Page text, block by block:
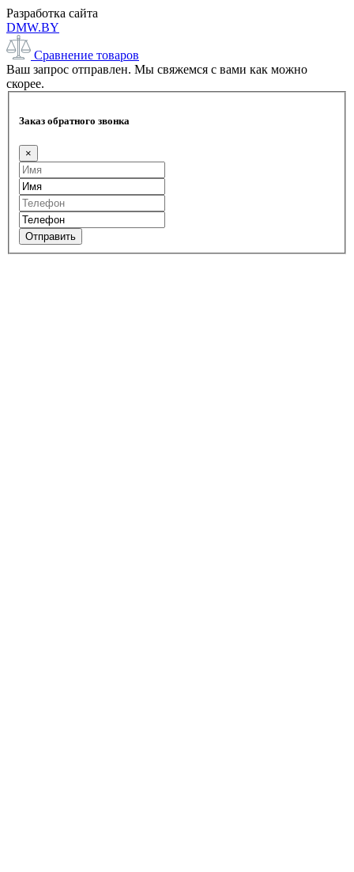
Разработка сайта
DMW.BY
Сравнение товаров
Ваш запрос отправлен. Мы свяжемся с вами как можно
скорее.
Заказ обратного звонка
×
Отправить